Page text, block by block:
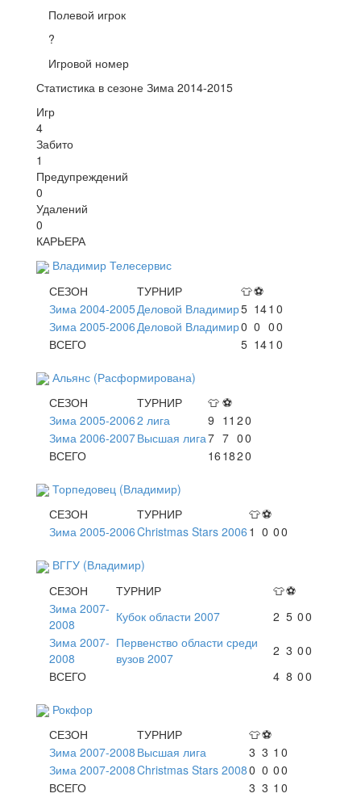
Полевой игрок
?
Игровой номер
Статистика в сезоне Зима 2014-2015
Игр
4
Забито
1
Предупреждений
0
Удалений
0
КАРЬЕРА
Владимир Телесервис
СЕЗОН
ТУРНИР 👕⚽
Зима 2004-2005Деловой Владимир5 141 0
Зима 2005-2006 Деловой Владимир0 0 00
ВСЕГО
5 141 0
Альянс (Расформирована)
СЕЗОН
ТУРНИР 👕 ⚽
Зима 2005-20062 лига 9 11 20
Зима 2006-2007Высшая лига7 7 00
ВСЕГО
16 1820
Торпедовец (Владимир)
СЕЗОН
ТУРНИР 👕⚽
Зима 2005-2006Christmas Stars 2006 1 0 00
ВГГУ (Владимир)
СЕЗОН
ТУРНИР 👕⚽
Зима 2007-
2008
Кубок области 2007 2 5 00
Зима 2007-
2008
Первенство области среди
вузов 2007
2 3 00
ВСЕГО
4 8 00
Рокфор
СЕЗОН
ТУРНИР 👕⚽
Зима 2007-2008 Высшая лига 3 3 1 0
Зима 2007-2008Christmas Stars 20080 0 00
ВСЕГО
3 3 1 0